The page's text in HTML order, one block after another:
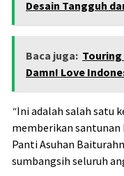
Desain Tangguh
Baca juga: Touring
Damn! Love
“Ini adalah salah satu
memberikan santunan
Panti Asuhan
sumbangsih seluruh